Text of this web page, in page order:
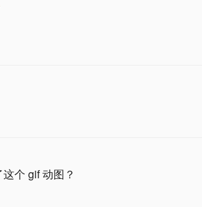
个 gif 动图？